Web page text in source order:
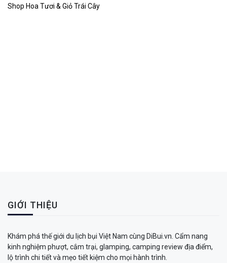
Shop Hoa Tươi & Giỏ Trái Cây
GIỚI THIỆU
Khám phá thế giới du lịch bụi Việt Nam cùng DiBui.vn. Cẩm nang
kinh nghiệm phượt, cắm trại, glamping, camping review địa điểm,
lộ trình chi tiết và mẹo tiết kiệm cho mọi hành trình.